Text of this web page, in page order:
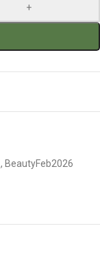
+
, BeautyFeb2026